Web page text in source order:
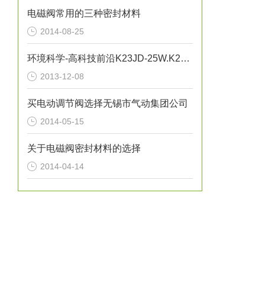
电磁阀常用的三种密封材料
2014-08-25
环境科学-高科技前沿K23JD-25W.K23JD-15W.K23JSD-L15
2013-12-08
买电动调节阀选择无锡市气动集团公司
2014-05-15
关于电磁阀密封材料的选择
2014-04-14